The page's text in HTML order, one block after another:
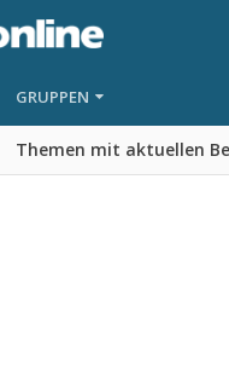
Themen mit aktuellen
GRUPPEN